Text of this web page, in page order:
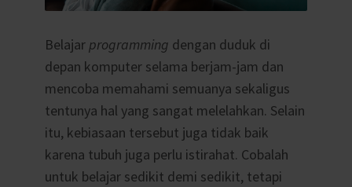
Belajar programming dengan duduk di
depan komputer selama berjam-jam dan
mencoba memahami semuanya sekaligus
tentunya hal yang sangat melelahkan. Selain
itu, kebiasaan tersebut juga tidak baik
karena tubuh juga perlu istirahat. Cobalah
untuk belajar sedikit demi sedikit, tetapi